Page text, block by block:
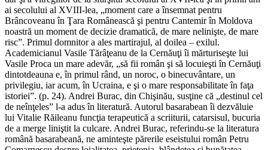
ai secolului al XVIII-lea, „moment care a însemnat pentru
Brâncoveanu în Ţara Românească şi pentru Cantemir în Moldova
noastră un moment de decizie dramatică, de mare nelinişte, de mare
risc”. Primul domnitor a ales martirajul, al doilea – exilul.
Academicianul Vasile Tărâţeanu de la Cernăuţi îi mărturiseşte lui
Vasile Proca un mare adevăr, „să fii român şi să locuieşti în Cernăuţi
dintotdeauna e, în primul rând, un noroc, o binecuvântare, un
privilegiu, iar acum, în Ucraina, e şi o mare responsabilitate în faţa
istoriei”. (p. 24). Andrei Burac, din Chişinău, susţine că „destinul cel
de neînţeles” l-a adus în literatură. Autorul basarabean îi dezvăluie
lui Vitalie Răileanu funcţia terapeutică a scriiturii, catarsisul, bucuria
de a merge liniştit la culcare. Andrei Burac, referindu-se la literatura
română basarabeană, ne aminteşte părerile eseistului român Petru